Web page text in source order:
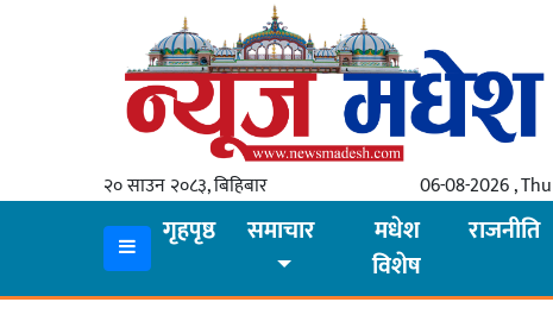
२० साउन २०८३, बिहिबार 06-08-2026 , Thu
गृहपृष्ठ समाचार
मधेश
विशेष
राजनीति